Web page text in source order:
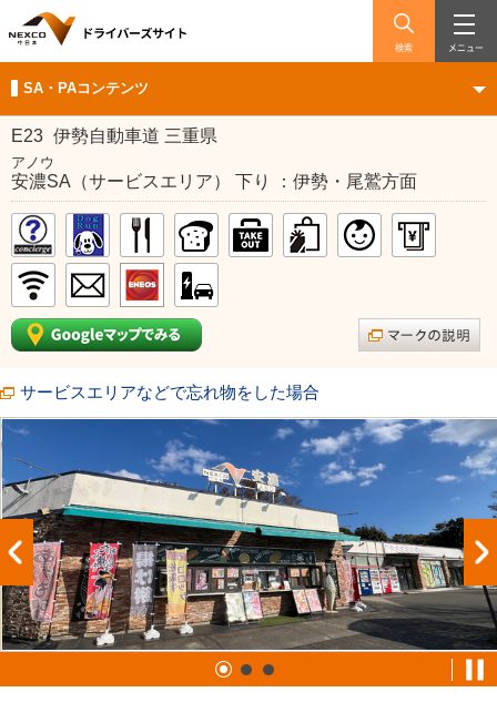
検索 メニュー
SA・PAコンテンツ
E23 伊勢自動車道 三重県
アノウ
安濃SA（サービスエリア） 下り ：伊勢・尾鷲方面
サービスエリアなどで忘れ物をした場合